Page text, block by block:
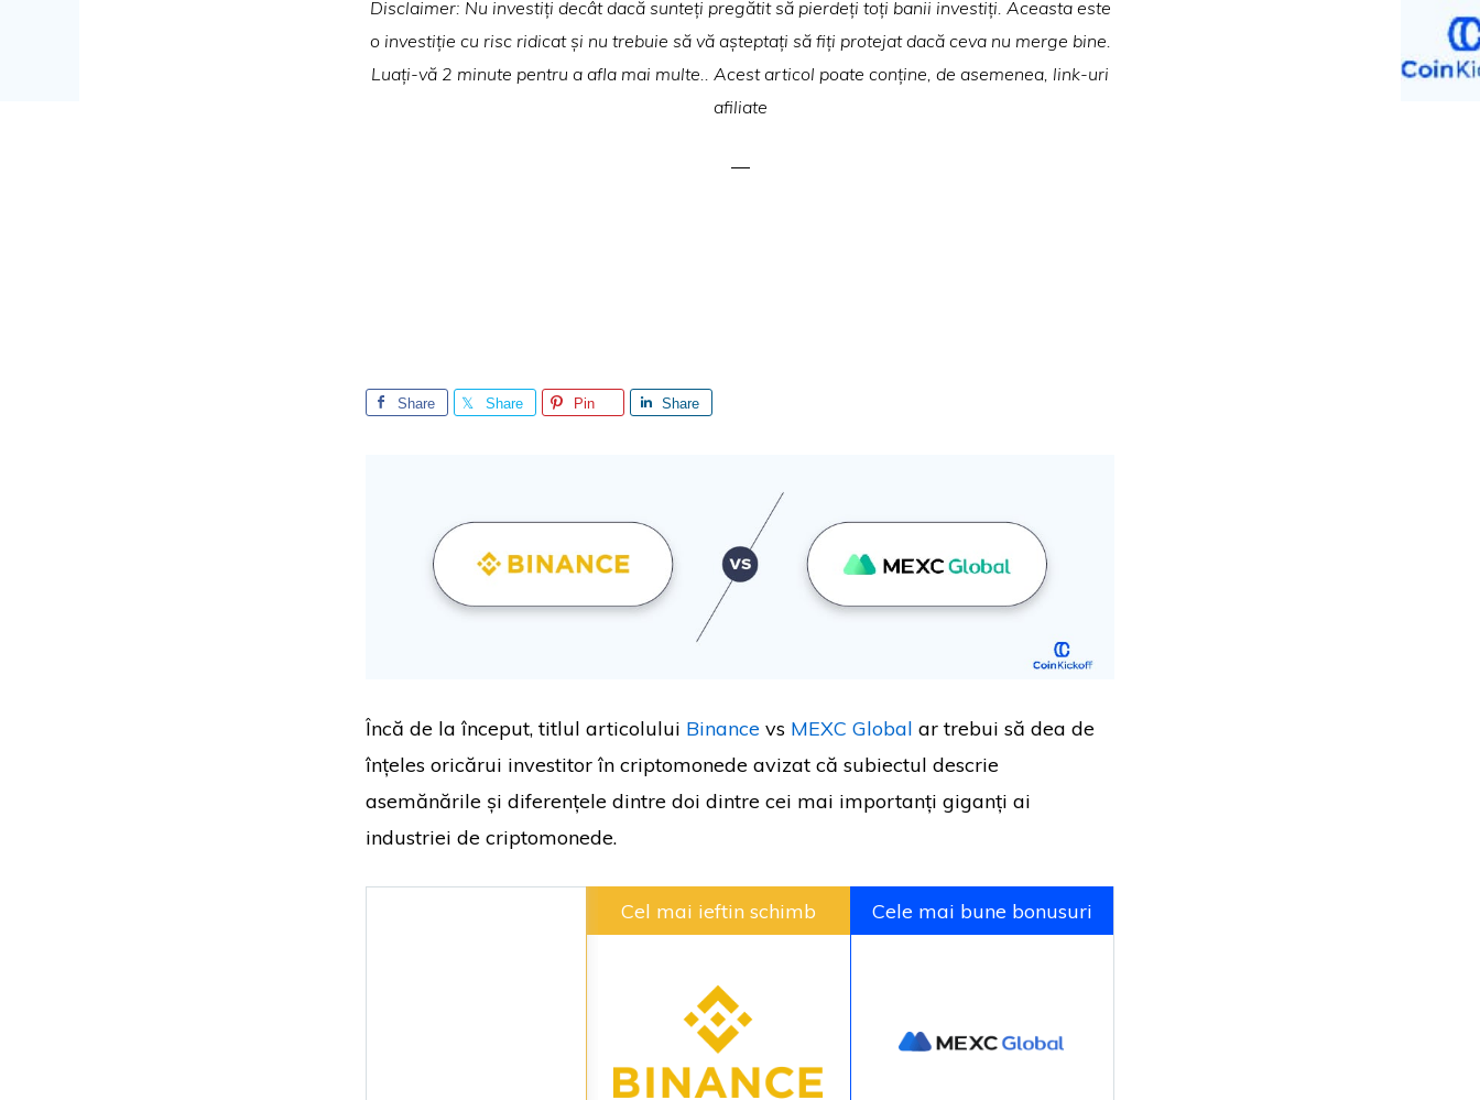
Disclaimer: Nu investiți decât dacă sunteți pregătit să pierdeți toți banii investiți. Aceasta este
o investiție cu risc ridicat și nu trebuie să vă așteptați să fiți protejat dacă ceva nu merge bine.
Luați-vă 2 minute pentru a afla mai multe.. Acest articol poate conține, de asemenea, link-uri
afiliate
Share Share Pin Share
Încă de la început, titlul articolului Binance vs MEXC Global ar trebui să dea de
înțeles oricărui investitor în criptomonede avizat că subiectul descrie
asemănările și diferențele dintre doi dintre cei mai importanți giganți ai
industriei de criptomonede.
Cel mai ieftin schimb Cele mai bune bonusuri